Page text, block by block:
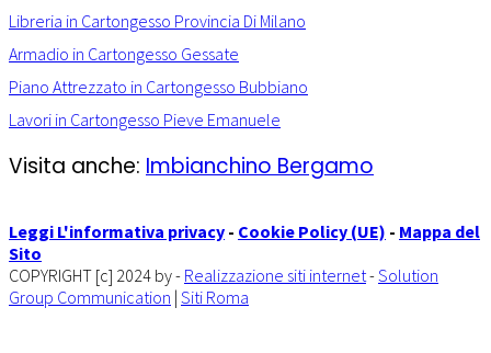
Libreria in Cartongesso Provincia Di Milano
Armadio in Cartongesso Gessate
Piano Attrezzato in Cartongesso Bubbiano
Lavori in Cartongesso Pieve Emanuele
Visita anche: Imbianchino Bergamo
Leggi L'informativa privacy - Cookie Policy (UE) - Mappa del
Sito
COPYRIGHT [c] 2024 by - Realizzazione siti internet-Solution
Group Communication | Siti Roma